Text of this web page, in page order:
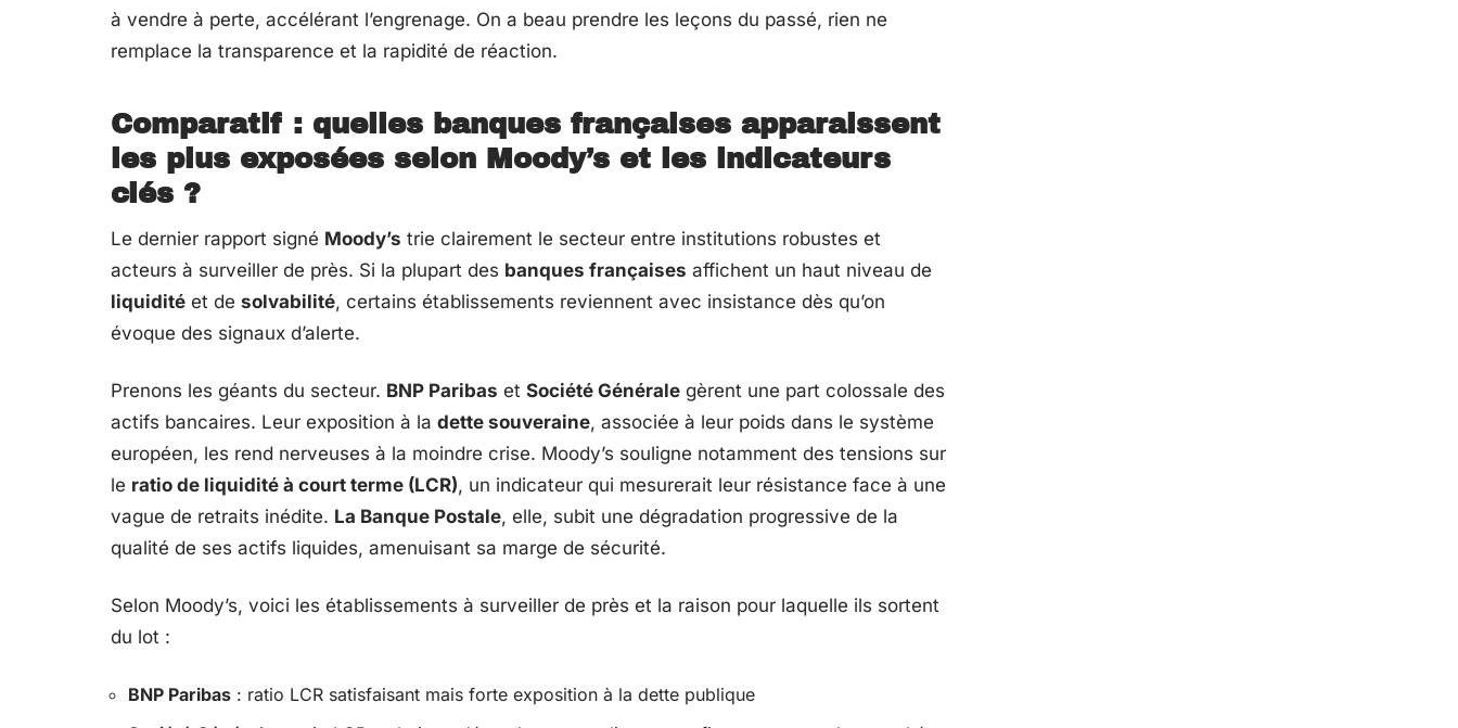
à vendre à perte, accélérant l’engrenage. On a beau prendre les leçons du passé, rien ne
remplace la transparence et la rapidité de réaction.
Comparatif : quelles banques françaises apparaissent
les plus exposées selon Moody’s et les indicateurs
clés ?
Le dernier rapport signé Moody’s trie clairement le secteur entre institutions robustes et
acteurs à surveiller de près. Si la plupart des banques françaises affichent un haut niveau de
liquidité et de solvabilité, certains établissements reviennent avec insistance dès qu’on
évoque des signaux d’alerte.
Prenons les géants du secteur. BNP Paribas et Société Générale gèrent une part colossale des
actifs bancaires. Leur exposition à la dette souveraine, associée à leur poids dans le système
européen, les rend nerveuses à la moindre crise. Moody’s souligne notamment des tensions sur
le ratio de liquidité à court terme (LCR), un indicateur qui mesurerait leur résistance face à une
vague de retraits inédite. La Banque Postale, elle, subit une dégradation progressive de la
qualité de ses actifs liquides, amenuisant sa marge de sécurité.
Selon Moody’s, voici les établissements à surveiller de près et la raison pour laquelle ils sortent
du lot :
BNP Paribas : ratio LCR satisfaisant mais forte exposition à la dette publique